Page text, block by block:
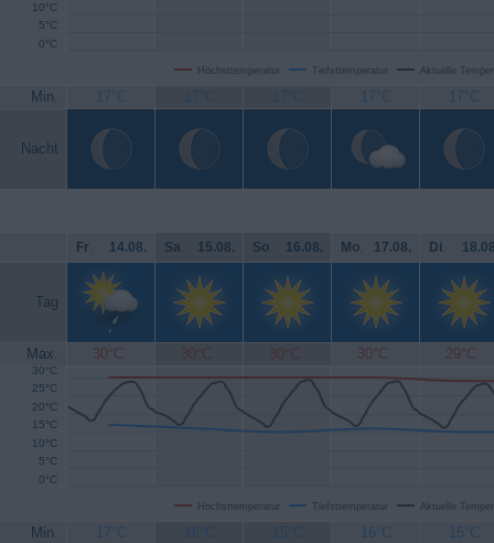
Höchsttemperatur Tiefsttemperatur Aktuelle
0°C
5°C
10°C
Min. 17°C 17°C 17°C 17°C 17°C
Nacht
Fr. 14.08. Sa. 15.08. So. 16.08. Mo. 17.08. Di.
Tag
Max. 30°C 30°C 30°C 30°C 29°C
Höchsttemperatur Tiefsttemperatur Aktuelle
0°C
5°C
10°C
15°C
20°C
25°C
30°C
Min. 17°C 16°C 15°C 16°C 15°C